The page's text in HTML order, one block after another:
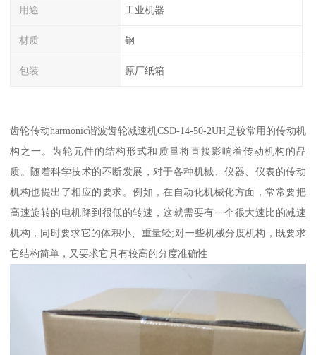
用途 工业机器
材质 钢
包装 原厂纸箱
齿轮传动harmonic谐波齿轮减速机CSD-14-50-2UH是较常用的传动机
构之一。齿轮元件的结构形式和质量将直接影响着传动机构的品
质。随着科学技术的不断发展，对于各种机械、仪器、仪表的传动
机构也提出了相应的要求。例如，在自动化机械化方面，常常要把
高速旋转的电机降到很低的转速，这就需要有一个很大速比的减速
机构，同时要求它的体积小、重量轻;对一些机械分度机构，既要求
它结构简单，又要求它具有较高的分度准确性